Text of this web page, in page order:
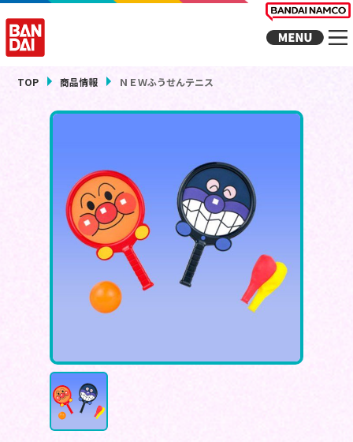
TOP 商品情報 ＮＥＷふうせんテニス